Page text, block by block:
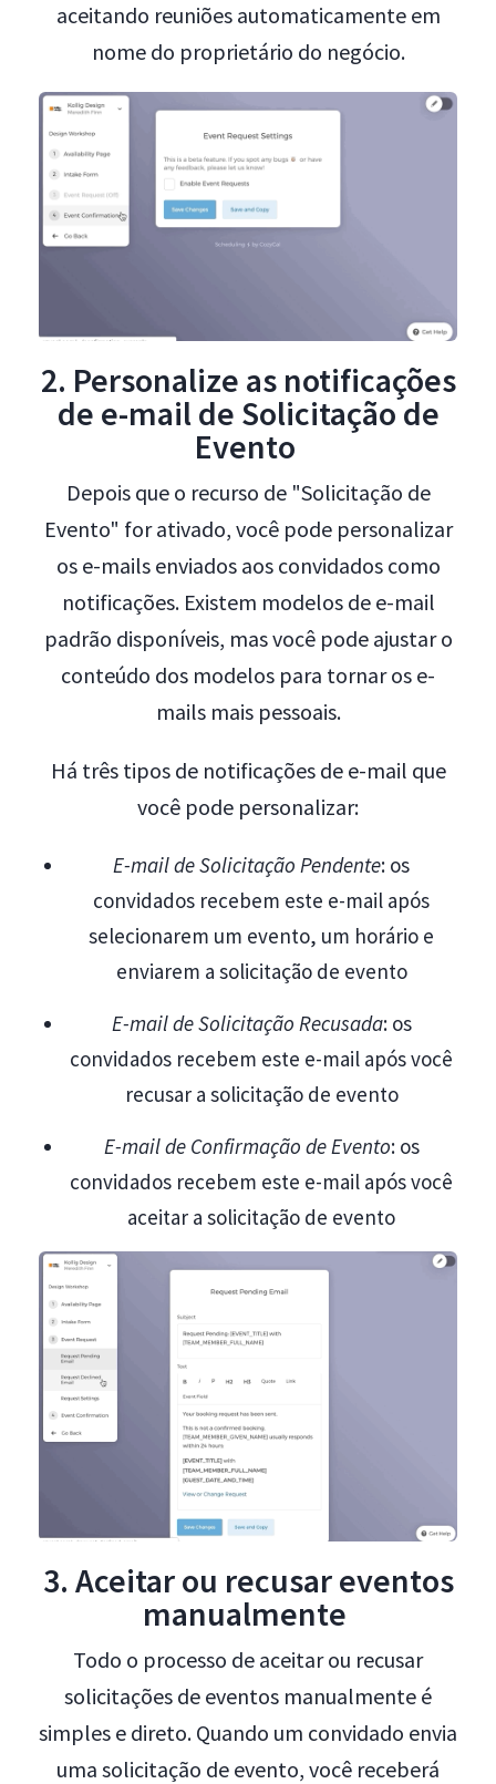
aceitando reuniões automaticamente em
nome do proprietário do negócio.
2. Personalize as notificações
de e-mail de Solicitação de
Evento
Depois que o recurso de "Solicitação de
Evento" for ativado, você pode personalizar
os e-mails enviados aos convidados como
notificações. Existem modelos de e-mail
padrão disponíveis, mas você pode ajustar o
conteúdo dos modelos para tornar os e-
mails mais pessoais.
Há três tipos de notificações de e-mail que
você pode personalizar:
E-mail de Solicitação Pendente: os
convidados recebem este e-mail após
selecionarem um evento, um horário e
enviarem a solicitação de evento
E-mail de Solicitação Recusada: os
convidados recebem este e-mail após você
recusar a solicitação de evento
E-mail de Confirmação de Evento: os
convidados recebem este e-mail após você
aceitar a solicitação de evento
3. Aceitar ou recusar eventos
manualmente
Todo o processo de aceitar ou recusar
solicitações de eventos manualmente é
simples e direto. Quando um convidado envia
uma solicitação de evento, você receberá